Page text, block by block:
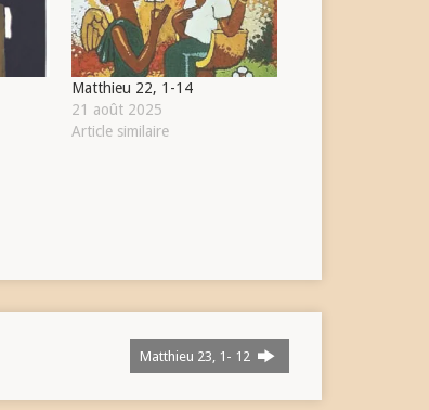
Matthieu 22, 1-14
21 août 2025
Article similaire
Matthieu 23, 1- 12